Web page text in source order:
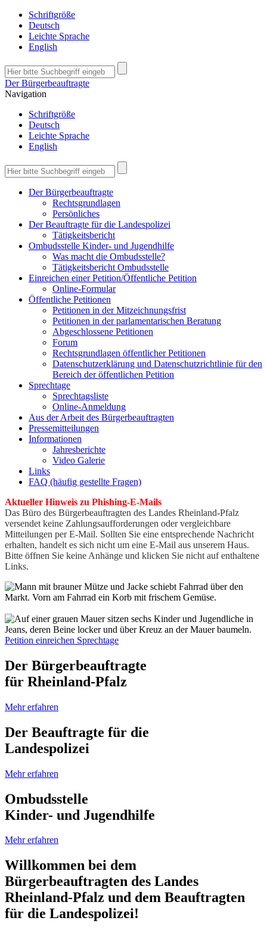
Schriftgröße
Deutsch
Leichte Sprache
English
Der Bürgerbeauftragte
Navigation
Schriftgröße
Deutsch
Leichte Sprache
English
Der Bürgerbeauftragte
Rechtsgrundlagen
Persönliches
Der Beauftragte für die Landespolizei
Tätigkeitsbericht
Ombudsstelle Kinder- und Jugendhilfe
Was macht die Ombudsstelle?
Tätigkeitsbericht Ombudsstelle
Einreichen einer Petition/Öffentliche Petition
Online-Formular
Öffentliche Petitionen
Petitionen in der Mitzeichnungsfrist
Petitionen in der parlamentarischen Beratung
Abgeschlossene Petitionen
Forum
Rechtsgrundlagen öffentlicher Petitionen
Datenschutzerklärung und Datenschutzrichtlinie für den
Bereich der öffentlichen Petition
Sprechtage
Sprechtagsliste
Online-Anmeldung
Aus der Arbeit des Bürgerbeauftragten
Pressemitteilungen
Informationen
Jahresberichte
Video Galerie
Links
FAQ (häufig gestellte Fragen)
Aktueller Hinweis zu Phishing-E-Mails
Das Büro des Bürgerbeauftragten des Landes Rheinland-Pfalz
versendet keine Zahlungsaufforderungen oder vergleichbare
Mitteilungen per E-Mail. Sollten Sie eine entsprechende Nachricht
erhalten, handelt es sich nicht um eine E-Mail aus unserem Haus.
Bitte öffnen Sie keine Anhänge und klicken Sie nicht auf enthaltene
Links.
Petition einreichen Sprechtage
Der Bürgerbeauftragte
für Rheinland-Pfalz
Mehr erfahren
Der Beauftragte für die
Landespolizei
Mehr erfahren
Ombudsstelle
Kinder- und Jugendhilfe
Mehr erfahren
Willkommen bei dem
Bürgerbeauftragten des Landes
Rheinland-Pfalz und dem Beauftragten
für die Landespolizei!